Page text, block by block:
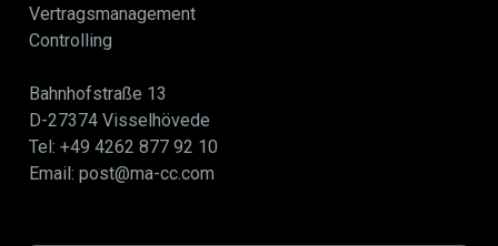
Vertragsmanagement
Controlling
Bahnhofstraße 13
D-27374 Visselhövede
Tel: +49 4262 877 92 10
Email: post@ma-cc.com